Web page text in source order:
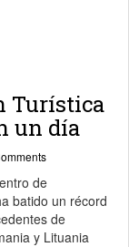
Turística
un día
de
batido un récord
de
y Lituania